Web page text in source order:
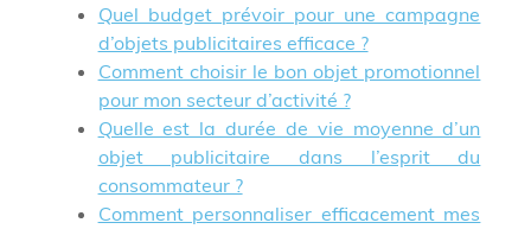
Quel budget prévoir pour une campagne
d’objets publicitaires efficace ?
Comment choisir le bon objet promotionnel
pour mon secteur d’activité ?
Quelle est la durée de vie moyenne d’un
objet publicitaire dans l’esprit du
consommateur ?
Comment personnaliser efficacement mes